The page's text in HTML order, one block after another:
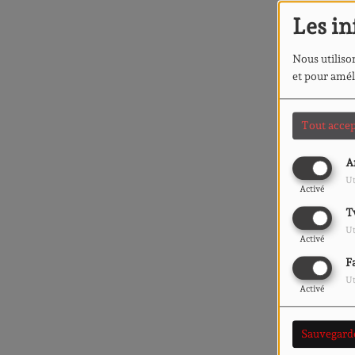
Les
Nous
et pour
Tout
Activé
Activé
Activé